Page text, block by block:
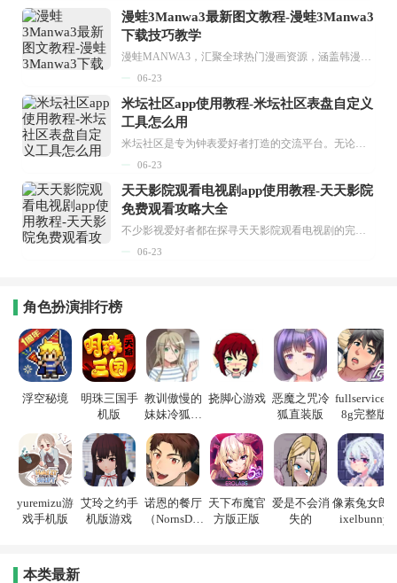
漫蛙3Manwa3最新图文教程-漫蛙3Manwa3
下载技巧教学
漫蛙MANWA3，汇聚全球热门漫画资源，涵盖韩漫、欧美漫画、国漫等多种类型，题材丰富多样，全方位满足用户阅读喜好。它不仅是阅读平台，更是创作平台，为广大用户打造零门槛创作环境。...
06-23
米坛社区app使用教程-米坛社区表盘自定义
工具怎么用
米坛社区是专为钟表爱好者打造的交流平台。无论你是初涉钟表领域的普通爱好者，还是拥有多年收藏经验的资深玩家，都能在此找到属于自己的天地。 无需注册，就能轻松参与其中。通过专业的讨论论坛与丰富的交互功能，你可与世界各地的钟表爱好者畅快交流。若你钟情于钟表，米坛社区无疑是值得一试的理想之选。在这里，你能获取最新的手表资讯，交流见解，提升鉴赏品味，让每一块手表都成为收藏故事中重要的一部分。感兴趣的朋友，不要错过下载机会。...
06-23
天天影院观看电视剧app使用教程-天天影院
免费观看攻略大全
不少影视爱好者都在探寻天天影院观看电视剧的完整方法，结合最新平台使用规则，本篇新手入门攻略全面讲解观看渠道、检索流程、播放设置以及画面模式调整等实用内容。全文适配手机、电脑等主流设备，步骤简洁易懂，无论是初次使用的新手，还是想要优化观影体验的用户，都能参照内容快速上手，熟练掌握平台各项操作技巧，轻松畅享影视内容。...
06-23
角色扮演排行榜
浮空秘境
明珠三国手
机版
教训傲慢的
妹妹冷狐游
挠脚心游戏 恶魔之咒冷
狐直装版
fullservice1.
8g完整版
yuremizu游
戏手机版
艾玲之约手
机版游戏
诺恩的餐厅
（NornsDin
天下布魔官
方版正版
爱是不会消
失的
像素兔女郎p
ixelbunny
本类最新